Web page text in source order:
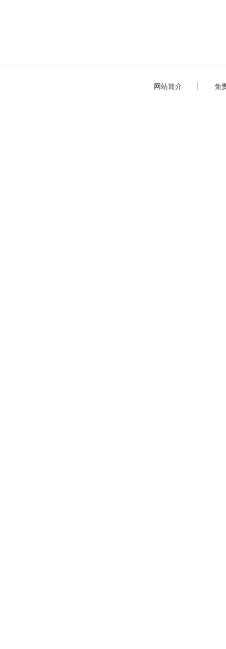
网站简介 免